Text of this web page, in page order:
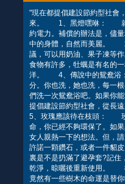
"現在都提倡建設節約型社會
來。 1、黑燈嘿咻： 就大
約電力。補償的辦法是，儘
中的身體，自然而美麗。
議，可以用奶油、果子凍
食物有許多，牡蠣是有名的
洋。 4、傳說中的鴛鴦浴
分。你也洗，她也洗，每一
們洗一次鴛鴦浴吧。如果你
提倡建設節約型社會，從長
5、玫瑰應該待在枝頭： 玫
命，你已經不夠環保了。
女人親熱一下的想法。但，
許諾一顆鑽石，或者一件
裏是不是扔滿了避孕套?記住
乾淨，晾曬後重新使用。 8
竟然有一些樹木的命運是替